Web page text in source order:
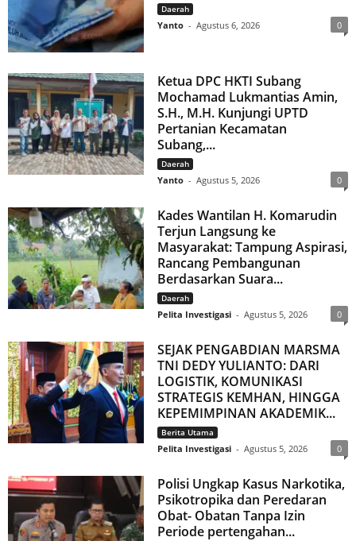
Daerah
Yanto - Agustus 6, 2026 0
Ketua DPC HKTI Subang
Mochamad Lukmantias Amin,
S.H., M.H. Kunjungi UPTD
Pertanian Kecamatan
Subang,...
Daerah
Yanto - Agustus 5, 2026 0
Kades Wantilan H. Komarudin
Terjun Langsung ke
Masyarakat: Tampung Aspirasi,
Rancang Pembangunan
Berdasarkan Suara...
Daerah
Pelita Investigasi - Agustus 5, 2026 0
SEJAK PENGABDIAN MARSMA
TNI DEDY YULIANTO: DARI
LOGISTIK, KOMUNIKASI
STRATEGIS KEMHAN, HINGGA
KEPEMIMPINAN AKADEMIK...
Berita Utama
Pelita Investigasi - Agustus 5, 2026 0
Polisi Ungkap Kasus Narkotika,
Psikotropika dan Peredaran
Obat- Obatan Tanpa Izin
Periode pertengahan...